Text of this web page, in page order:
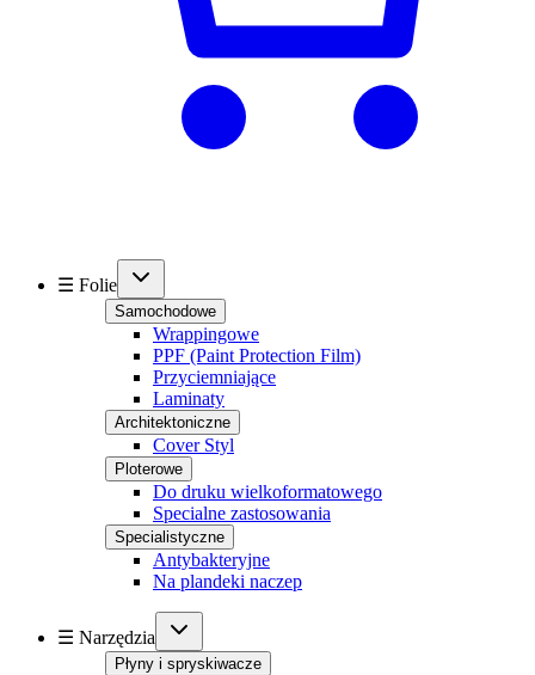
☰ Folie
Samochodowe
Wrappingowe
PPF (Paint Protection Film)
Przyciemniające
Laminaty
Architektoniczne
Cover Styl
Ploterowe
Do druku wielkoformatowego
Specialne zastosowania
Specialistyczne
Antybakteryjne
Na plandeki naczep
☰ Narzędzia
Płyny i spryskiwacze